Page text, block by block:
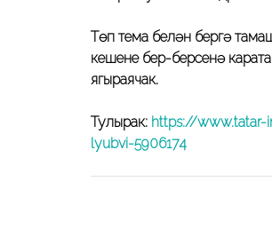
Төп тема белән бергә
кешенең бер-берсенә
яңгыраячак.
Тулырак: https://www.tatar-
lyubvi-5906174